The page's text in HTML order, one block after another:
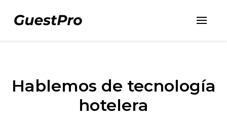
Hablemos de tecnología
hotelera